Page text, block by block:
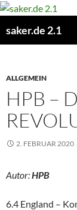
Zum
springen
saker.de 2.1
ALLGEMEIN
HPB –
2. FEBRUAR 2020
Autor:HPB
6.4 England –